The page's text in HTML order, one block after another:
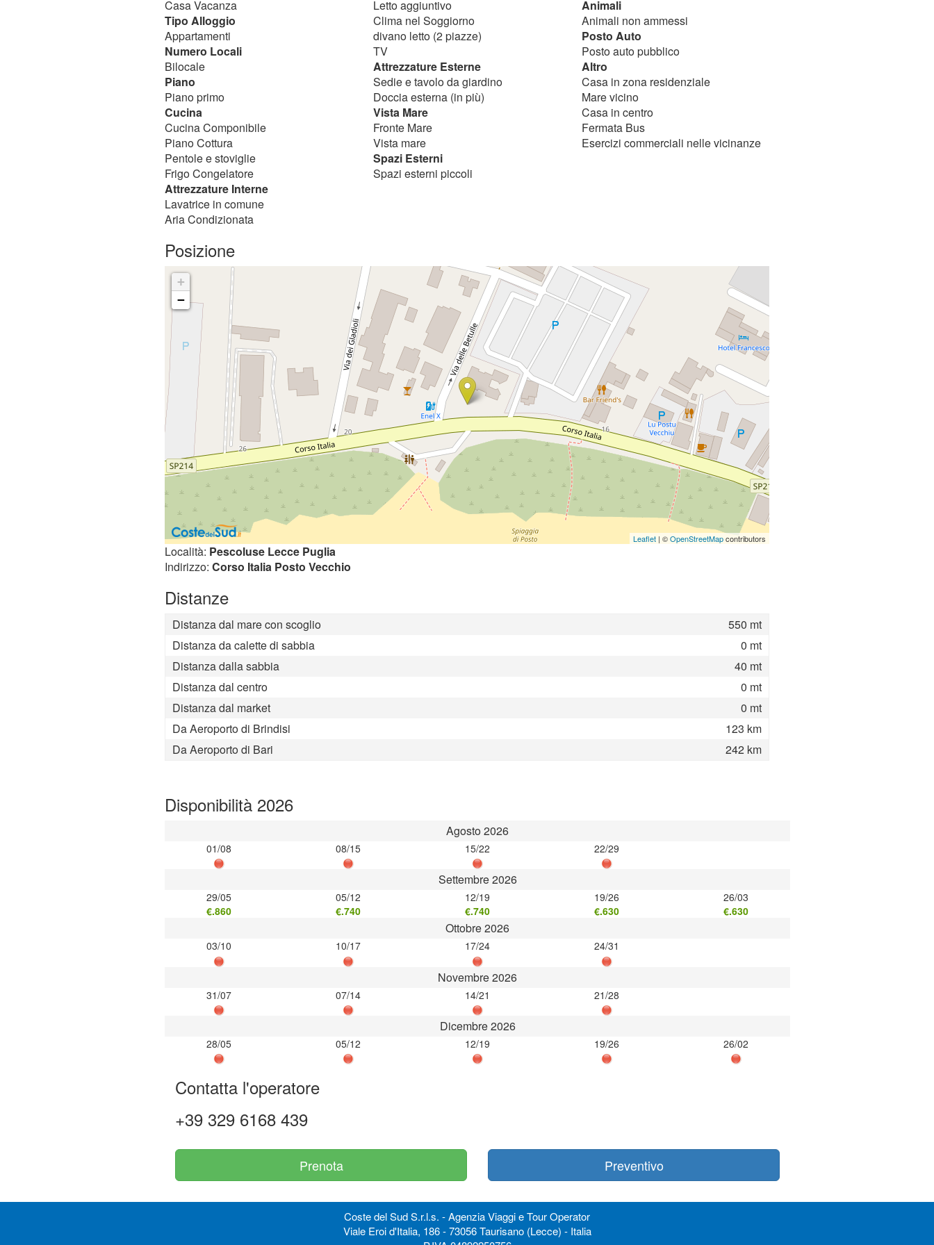
Casa Vacanza
Tipo Alloggio
Appartamenti
Numero Locali
Bilocale
Piano
Piano primo
Cucina
Cucina Componibile
Piano Cottura
Pentole e stoviglie
Frigo Congelatore
Attrezzature Interne
Lavatrice in comune
Aria Condizionata
Letto aggiuntivo
Clima nel Soggiorno
divano letto (2 piazze)
TV
Attrezzature Esterne
Sedie e tavolo da giardino
Doccia esterna (in più)
Vista Mare
Fronte Mare
Vista mare
Spazi Esterni
Spazi esterni piccoli
Animali
Animali non ammessi
Posto Auto
Posto auto pubblico
Altro
Casa in zona residenziale
Mare vicino
Casa in centro
Fermata Bus
Esercizi commerciali nelle vicinanze
Posizione
+
−
Leaflet | ©OpenStreetMapcontributors
Località: Pescoluse Lecce Puglia
Indirizzo: Corso Italia Posto Vecchio
Distanze
Distanza dal mare con scoglio
550 mt
Distanza da calette di sabbia
0 mt
Distanza dalla sabbia
40 mt
Distanza dal centro
0 mt
Distanza dal market
0 mt
Da Aeroporto di Brindisi
123 km
Da Aeroporto di Bari
242 km
Disponibilità 2026
Agosto 2026
01/08 08/15 15/22 22/29
Settembre 2026
29/05
€.860
05/12
€.740
12/19
€.740
19/26
€.630
26/03
€.630
Ottobre 2026
03/10 10/17 17/24 24/31
Novembre 2026
31/07 07/14 14/21 21/28
Dicembre 2026
28/05 05/12 12/19 19/26 26/02
Contatta l'operatore
+39 329 6168 439
Prenota Preventivo
Coste del Sud S.r.l.s. - Agenzia Viaggi e Tour Operator
Viale Eroi d'Italia, 186 - 73056 Taurisano (Lecce) - Italia